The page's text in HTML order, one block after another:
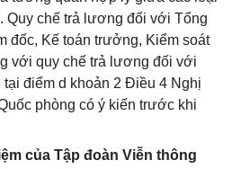
Quy chế trả lương đối với Tổng
đốc, Kế toán trưởng, Kiểm soát
với quy chế trả lương đối với
điểm d khoản 2 Điều 4 Nghị
phòng có ý kiến trước khi
của Tập đoàn Viễn thông